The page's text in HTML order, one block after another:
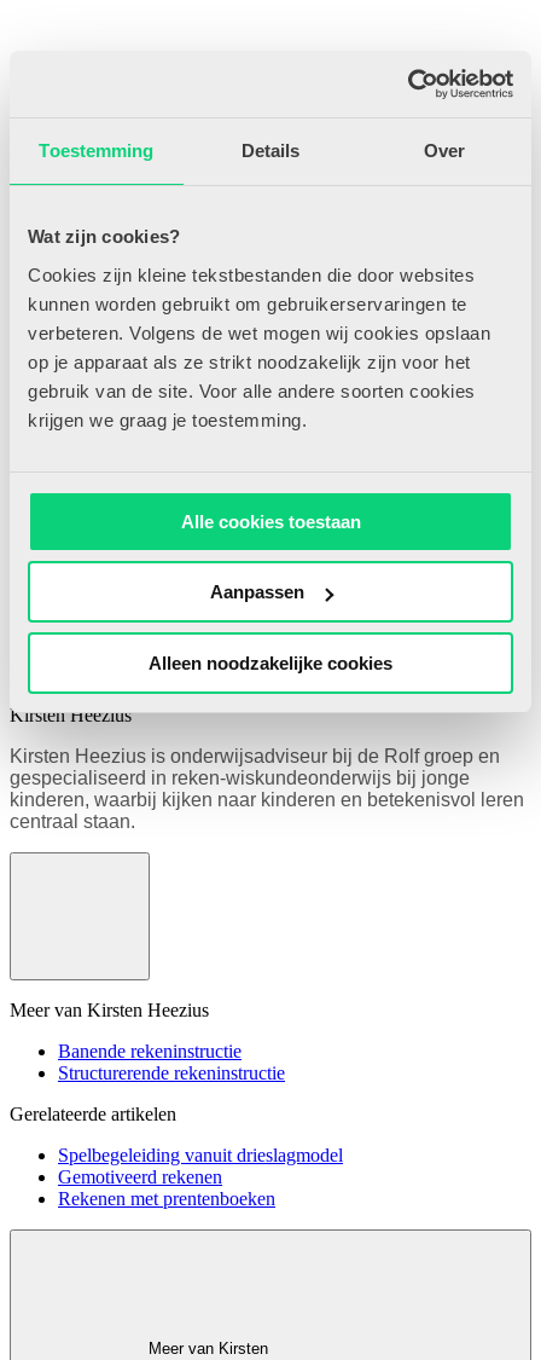
Toestemming Details Over
Wat zijn cookies?
Cookies zijn kleine tekstbestanden die door websites
kunnen worden gebruikt om gebruikerservaringen te
verbeteren. Volgens de wet mogen wij cookies opslaan
op je apparaat als ze strikt noodzakelijk zijn voor het
gebruik van de site. Voor alle andere soorten cookies
krijgen we graag je toestemming.
Alle cookies toestaan
Aanpassen
Alleen noodzakelijke cookies
Rekenen gebeurt in de kleutergroep de hele dag door: in de
bouwhoek, tijdens het opruimen en midden in het spel. Geweldige
momenten om rekenvaardigheden verder te stimuleren. Maar hoe
help je kinderen verder in hun rekenkundig denken zonder dat je het
spel overneemt? Ontdek hoe verschillende vormen van instructie
kunnen aansluiten bij betekenisvol reken-wiskundeonderwijs.
Benieuwd naar de rest van het artikel?
Direct abonneren Ben je al lid? Log hier in!
Kirsten Heezius
Kirsten Heezius is onderwijsadviseur bij de Rolf groep en
gespecialiseerd in reken-wiskundeonderwijs bij jonge
kinderen, waarbij kijken naar kinderen en betekenisvol leren
centraal staan.
Meer van Kirsten Heezius
Banende rekeninstructie
Structurerende rekeninstructie
Gerelateerde artikelen
Spelbegeleiding vanuit drieslagmodel
Gemotiveerd rekenen
Rekenen met prentenboeken
Meer van Kirsten